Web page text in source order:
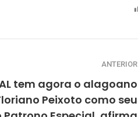
ANTERIOR
tem agora o alagoano
Peixoto como seu